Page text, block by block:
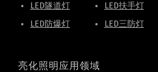
LED隧道灯
LED扶手灯
LED防爆灯
LED三防灯
亮化照明应用领域